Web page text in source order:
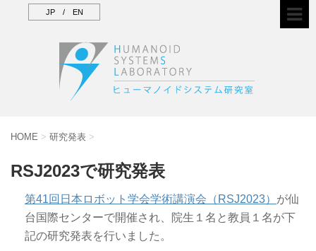
JP/ EN
HOME > 研究発表 >
RSJ2023で研究発表
第41回日本ロボット学会学術講演会（RSJ2023） が仙
台国際センターで開催され、院生１名と教員１名が下
記の研究発表を行いました。